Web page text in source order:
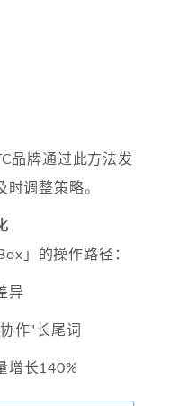
品牌通过此方法发
调整策略。
」的操作路径：
异
作"长尾词
增长140%